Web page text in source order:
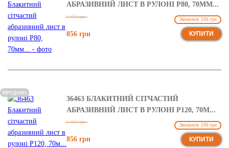
АБРАЗИВНИЙ ЛИСТ В РУЛОНІ Р80, 70ММ...
1 452 грн Экономія: 596 грн
856 грн КУПИТИ
36463 БЛАКИТНИЙ СІТЧАСТИЙ
АБРАЗИВНИЙ ЛИСТ В РУЛОНІ Р120, 70М...
1 452 грн Экономія: 596 грн
856 грн КУПИТИ
ПРОДАНО